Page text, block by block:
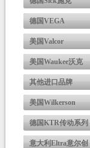
德国VEGA
美国Valcor
美国Waukee沃克
其他进口品牌
美国Wilkerson
德国KTR传动系列
意大利Eltra意尔创